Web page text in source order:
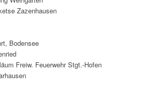
Zazenhausen
Bodensee
Freiw. Feuerwehr Stgt.-Hofen